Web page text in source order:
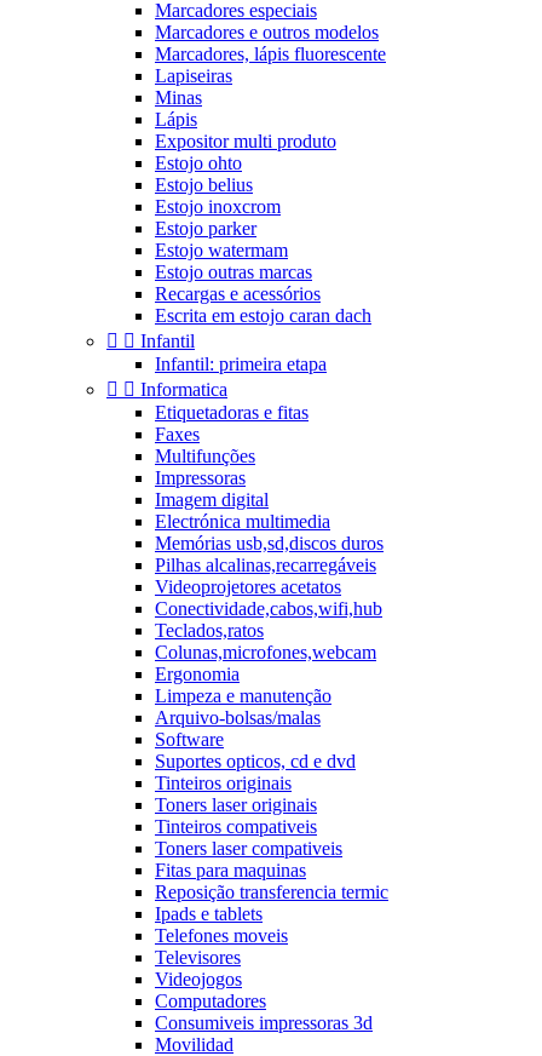
Marcadores especiais
Marcadores e outros modelos
Marcadores, lápis fluorescente
Lapiseiras
Minas
Lápis
Expositor multi produto
Estojo ohto
Estojo belius
Estojo inoxcrom
Estojo parker
Estojo watermam
Estojo outras marcas
Recargas e acessórios
Escrita em estojo caran dach
  Infantil
Infantil: primeira etapa
  Informatica
Etiquetadoras e fitas
Faxes
Multifunções
Impressoras
Imagem digital
Electrónica multimedia
Memórias usb,sd,discos duros
Pilhas alcalinas,recarregáveis
Videoprojetores acetatos
Conectividade,cabos,wifi,hub
Teclados,ratos
Colunas,microfones,webcam
Ergonomia
Limpeza e manutenção
Arquivo-bolsas/malas
Software
Suportes opticos, cd e dvd
Tinteiros originais
Toners laser originais
Tinteiros compativeis
Toners laser compativeis
Fitas para maquinas
Reposição transferencia termic
Ipads e tablets
Telefones moveis
Televisores
Videojogos
Computadores
Consumiveis impressoras 3d
Movilidad